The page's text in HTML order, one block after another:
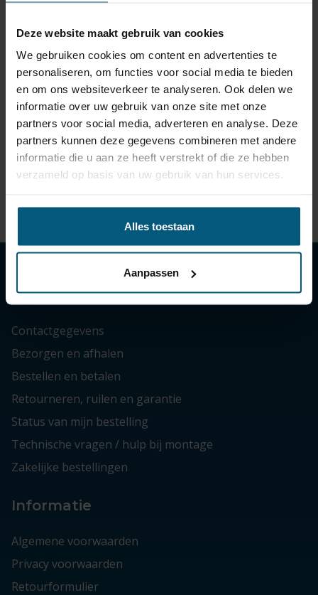
Deze website maakt gebruik van cookies
We gebruiken cookies om content en advertenties te
personaliseren, om functies voor social media te bieden
en om ons websiteverkeer te analyseren. Ook delen we
informatie over uw gebruik van onze site met onze
partners voor social media, adverteren en analyse. Deze
partners kunnen deze gegevens combineren met andere
informatie die u aan ze heeft verstrekt of die ze hebben
verzameld op basis van uw gebruik van hun services.
Alles toestaan
Aanpassen
WANNEER WORDEN DE PARKEERSENSOREN
UITGESCHAKELD?
VOORDEEL VAN TREKHAAKMONTAGE MET EEN
ORIGINELE KABELSET?
EEN 13 POLIGE STEKKER VOOR MONTAGE VAN
EEN TREKHAAK?
Klantenservice
Contactgegevens
Bezorgen en afhalen
Bestellen en betalen
Retourneren, ruilen en garantie
Status van mijn bestelling
Technische vragen / hulp bij montage
Zakelijke bestellingen
Informatie
Algemene voorwaarden
Privacy voorwaarden
Retourformulier